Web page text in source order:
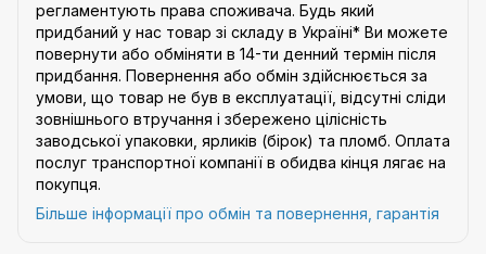
регламентують права споживача. Будь який
придбаний у нас товар зі складу в Україні* Ви можете
повернути або обміняти в 14-ти денний термін після
придбання. Повернення або обмін здійснюється за
умови, що товар не був в експлуатації, відсутні сліди
зовнішнього втручання і збережено цілісність
заводської упаковки, ярликів (бірок) та пломб. Оплата
послуг транспортної компанії в обидва кінця лягає на
покупця.
Більше інформації про обмін та повернення, гарантія